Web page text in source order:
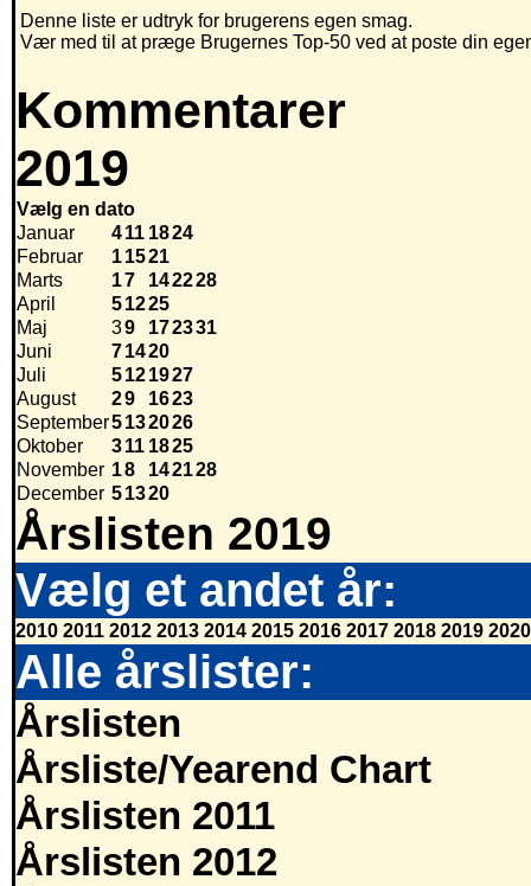
Denne liste er udtryk for brugerens egen smag.
Vær med til at præge Brugernes Top-50 ved at poste din
Kommentarer
2019
Vælg en dato
Januar
411 1824
Februar
11521
Marts
17 142228
April
51225
Maj
39 172331
Juni
71420
Juli
5121927
August
29 1623
September5132026
Oktober
311 1825
November 18 142128
December 51320
Årslisten 2019
Vælg et andet år:
2010 2011 2012 2013 2014 2015 2016 2017 2018 2019 2020
Alle årslister:
Årslisten
Årsliste/Yearend Chart
Årslisten 2011
Årslisten 2012